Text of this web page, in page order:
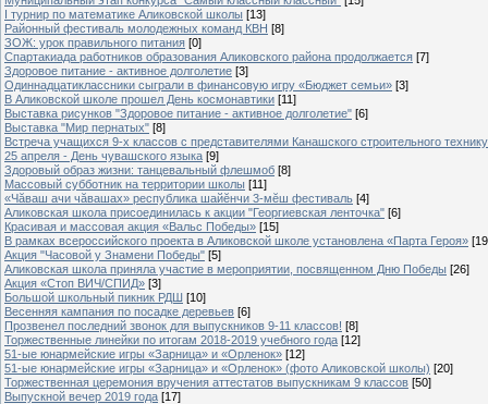
I турнир по математике Аликовской школы [13]
Районный фестиваль молодежных команд КВН [8]
ЗОЖ: урок правильного питания [0]
Спартакиада работников образования Аликовского района продолжается [7]
Здоровое питание - активное долголетие [3]
Одиннадцатиклассники сыграли в финансовую игру «Бюджет семьи» [3]
В Аликовской школе прошел День космонавтики [11]
Выставка рисунков "Здоровое питание - активное долголетие" [6]
Выставка "Мир пернатых" [8]
Встреча учащихся 9-х классов с представителями Канашского строительного
25 апреля - День чувашского языка [9]
Здоровый образ жизни: танцевальный флешмоб [8]
Массовый субботник на территории школы [11]
«Чăваш ачи чăвашах» республика шайĕнчи 3-мĕш фестиваль [4]
Аликовская школа присоединилась к акции "Георгиевская ленточка" [6]
Красивая и массовая акция «Вальс Победы» [15]
В рамках всероссийского проекта в Аликовской школе установлена «Парта Героя»
Акция "Часовой у Знамени Победы" [5]
Аликовская школа приняла участие в мероприятии, посвященном Дню Победы [26]
Акция «Стоп ВИЧ/СПИД» [3]
Большой школьный пикник РДШ [10]
Весенняя кампания по посадке деревьев [6]
Прозвенел последний звонок для выпускников 9-11 классов! [8]
Торжественные линейки по итогам 2018-2019 учебного года [12]
51-ые юнармейские игры «Зарница» и «Орленок» [12]
51-ые юнармейские игры «Зарница» и «Орленок» (фото Аликовской школы) [20]
Торжественная церемония вручения аттестатов выпускникам 9 классов [50]
Выпускной вечер 2019 года [17]